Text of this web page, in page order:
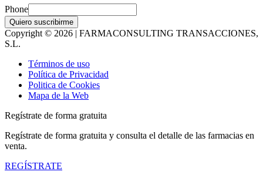
Phone
Quiero suscribirme
Copyright © 2026 | FARMACONSULTING TRANSACCIONES,
S.L.
Términos de uso
Política de Privacidad
Politica de Cookies
Mapa de la Web
Regístrate de forma gratuita
Regístrate de forma gratuita y consulta el detalle de las farmacias en
venta.
REGÍSTRATE